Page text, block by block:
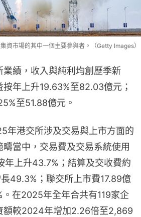
資市場的其中一個主要參與者。（Getty Images）
績，收入與純利均創歷季新
年上升19.63%至82.03億元；
至51.88億元。
年港交所涉及交易與上市方面的
當中，交易費及交易系統使用
年上升43.7%；結算及交收費約
49.3%；聯交所上市費17.89億
在2025年全年合共有119家企
額較2024年增加2.26倍至2,869